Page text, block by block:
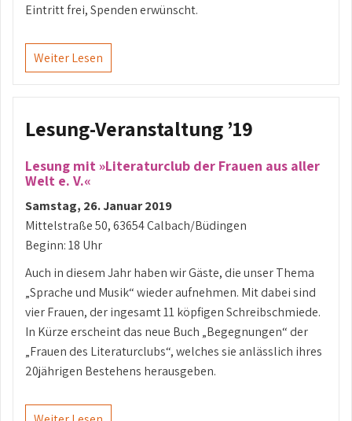
Eintritt frei, Spenden erwünscht.
Weiter Lesen
Lesung-Veranstaltung ’19
Lesung mit »Literaturclub der Frauen aus aller
Welt e. V.«
Samstag, 26. Januar 2019
Mittelstraße 50, 63654 Calbach/Büdingen
Beginn: 18 Uhr
Auch in diesem Jahr haben wir Gäste, die unser Thema
„Sprache und Musik“ wieder aufnehmen. Mit dabei sind
vier Frauen, der ingesamt 11 köpfigen Schreibschmiede.
In Kürze erscheint das neue Buch „Begegnungen“ der
„Frauen des Literaturclubs“, welches sie anlässlich ihres
20jährigen Bestehens herausgeben.